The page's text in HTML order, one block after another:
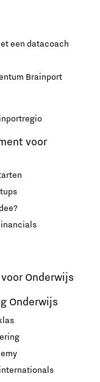
een datacoach
Brainport
voor
Onderwijs
Onderwijs